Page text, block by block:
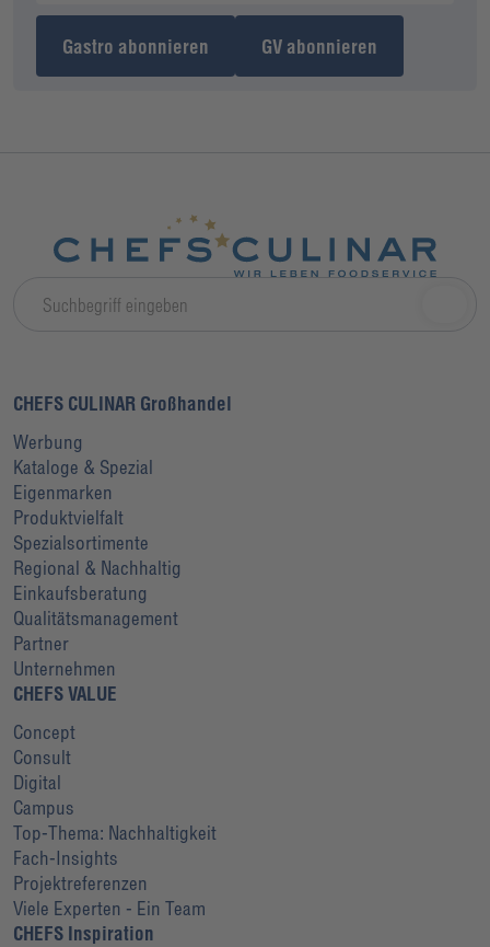
Gastro abonnieren GV abonnieren
CHEFS CULINAR Großhandel
Werbung
Kataloge & Spezial
Eigenmarken
Produktvielfalt
Spezialsortimente
Regional & Nachhaltig
Einkaufsberatung
Qualitätsmanagement
Partner
Unternehmen
CHEFS VALUE
Concept
Consult
Digital
Campus
Top-Thema: Nachhaltigkeit
Fach-Insights
Projektreferenzen
Viele Experten - Ein Team
CHEFS Inspiration